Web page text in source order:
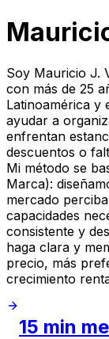
Soy Mauricio J.
con más de 25
Latinoamérica y
ayudar a
enfrentan
descuentos o
Mi método se
Marca):
mercado
capacidades
consistente y
haga clara y
precio, más
crecimiento
15 min